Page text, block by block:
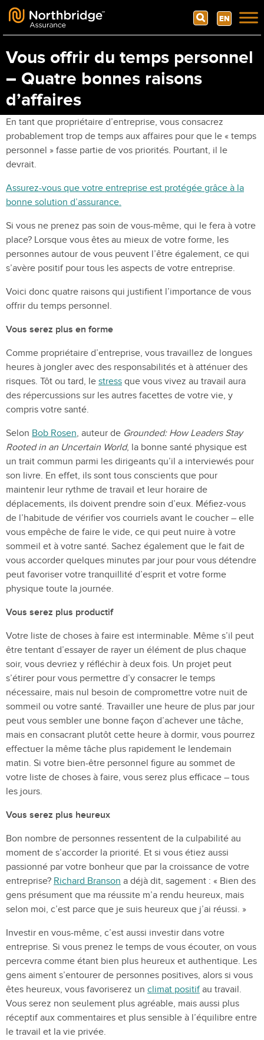
Skip to content
Search EN
Vous offrir du temps personnel
– Quatre bonnes raisons
d’affaires
En tant que propriétaire d’entreprise, vous consacrez
probablement trop de temps aux affaires pour que le « temps
personnel » fasse partie de vos priorités. Pourtant, il le
devrait.
Assurez-vous que votre entreprise est protégée grâce à la
bonne solution d’assurance.
Si vous ne prenez pas soin de vous-même, qui le fera à votre
place? Lorsque vous êtes au mieux de votre forme, les
personnes autour de vous peuvent l’être également, ce qui
s’avère positif pour tous les aspects de votre entreprise.
Voici donc quatre raisons qui justifient l’importance de vous
offrir du temps personnel.
Vous serez plus en forme
Comme propriétaire d’entreprise, vous travaillez de longues
heures à jongler avec des responsabilités et à atténuer des
risques. Tôt ou tard, le stress que vous vivez au travail aura
des répercussions sur les autres facettes de votre vie, y
compris votre santé.
Selon Bob Rosen, auteur de Grounded: How Leaders Stay
Rooted in an Uncertain World, la bonne santé physique est
un trait commun parmi les dirigeants qu’il a interviewés pour
son livre. En effet, ils sont tous conscients que pour
maintenir leur rythme de travail et leur horaire de
déplacements, ils doivent prendre soin d’eux. Méfiez-vous
de l’habitude de vérifier vos courriels avant le coucher – elle
vous empêche de faire le vide, ce qui peut nuire à votre
sommeil et à votre santé. Sachez également que le fait de
vous accorder quelques minutes par jour pour vous détendre
peut favoriser votre tranquillité d’esprit et votre forme
physique toute la journée.
Vous serez plus productif
Votre liste de choses à faire est interminable. Même s’il peut
être tentant d’essayer de rayer un élément de plus chaque
soir, vous devriez y réfléchir à deux fois. Un projet peut
s’étirer pour vous permettre d’y consacrer le temps
nécessaire, mais nul besoin de compromettre votre nuit de
sommeil ou votre santé. Travailler une heure de plus par jour
peut vous sembler une bonne façon d’achever une tâche,
mais en consacrant plutôt cette heure à dormir, vous pourrez
effectuer la même tâche plus rapidement le lendemain
matin. Si votre bien-être personnel figure au sommet de
votre liste de choses à faire, vous serez plus efficace – tous
les jours.
Vous serez plus heureux
Bon nombre de personnes ressentent de la culpabilité au
moment de s’accorder la priorité. Et si vous étiez aussi
passionné par votre bonheur que par la croissance de votre
entreprise? Richard Branson a déjà dit, sagement : « Bien des
gens présument que ma réussite m’a rendu heureux, mais
selon moi, c’est parce que je suis heureux que j’ai réussi. »
Investir en vous-même, c’est aussi investir dans votre
entreprise. Si vous prenez le temps de vous écouter, on vous
percevra comme étant bien plus heureux et authentique. Les
gens aiment s’entourer de personnes positives, alors si vous
êtes heureux, vous favoriserez un climat positifau travail.
Vous serez non seulement plus agréable, mais aussi plus
réceptif aux commentaires et plus sensible à l’équilibre entre
le travail et la vie privée.